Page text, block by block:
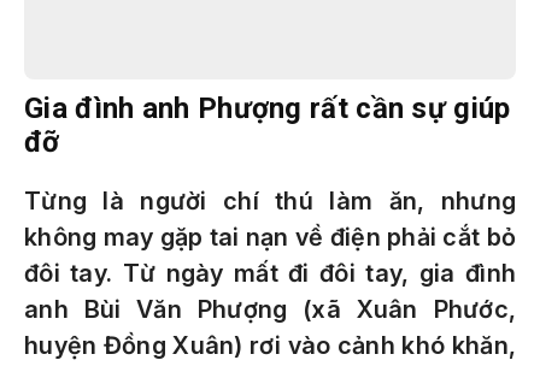
Gia đình anh Phượng rất cần sự giúp
đỡ
Từng là người chí thú làm ăn, nhưng
không may gặp tai nạn về điện phải cắt bỏ
đôi tay. Từ ngày mất đi đôi tay, gia đình
anh Bùi Văn Phượng (xã Xuân Phước,
huyện Đồng Xuân) rơi vào cảnh khó khăn,